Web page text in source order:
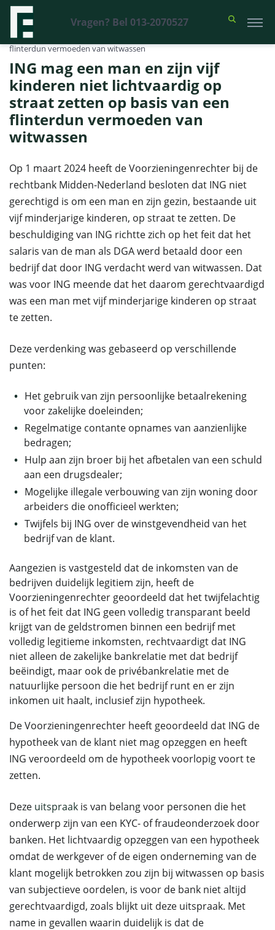
Vragen? Bel 013-2070527
Financieel Recht Advocaten >Uitspraken>ING mag een man en zijn
vijf kinderen niet lichtvaardig op straat zetten op basis van een
flinterdun vermoeden van witwassen
ING mag een man en zijn vijf
kinderen niet lichtvaardig op
straat zetten op basis van een
flinterdun vermoeden van
witwassen
Op 1 maart 2024 heeft de Voorzieningenrechter bij de
rechtbank Midden-Nederland besloten dat ING niet
gerechtigd is om een man en zijn gezin, bestaande uit
vijf minderjarige kinderen, op straat te zetten. De
beschuldiging van ING richtte zich op het feit dat het
salaris van de man als DGA werd betaald door een
bedrijf dat door ING verdacht werd van witwassen. Dat
was voor ING meende dat het daarom gerechtvaardigd
was een man met vijf minderjarige kinderen op straat
te zetten.
Deze verdenking was gebaseerd op verschillende
punten:
Het gebruik van zijn persoonlijke betaalrekening
voor zakelijke doeleinden;
Regelmatige contante opnames van aanzienlijke
bedragen;
Hulp aan zijn broer bij het afbetalen van een schuld
aan een drugsdealer;
Mogelijke illegale verbouwing van zijn woning door
arbeiders die onofficieel werkten;
Twijfels bij ING over de winstgevendheid van het
bedrijf van de klant.
Aangezien is vastgesteld dat de inkomsten van de
bedrijven duidelijk legitiem zijn, heeft de
Voorzieningenrechter geoordeeld dat het twijfelachtig
is of het feit dat ING geen volledig transparant beeld
krijgt van de geldstromen binnen een bedrijf met
volledig legitieme inkomsten, rechtvaardigt dat ING
niet alleen de zakelijke bankrelatie met dat bedrijf
beëindigt, maar ook de privébankrelatie met de
natuurlijke persoon die het bedrijf runt en er zijn
inkomen uit haalt, inclusief zijn hypotheek.
De Voorzieningenrechter heeft geoordeeld dat ING de
hypotheek van de klant niet mag opzeggen en heeft
ING veroordeeld om de hypotheek voorlopig voort te
zetten.
Deze uitspraak is van belang voor personen die het
onderwerp zijn van een KYC- of fraudeonderzoek door
banken. Het lichtvaardig opzeggen van een hypotheek
omdat de werkgever of de eigen onderneming van de
klant mogelijk betrokken zou zijn bij witwassen op basis
van subjectieve oordelen, is voor de bank niet altijd
gerechtvaardigd, zoals blijkt uit deze uitspraak. Met
name in gevallen waarin duidelijk is dat de